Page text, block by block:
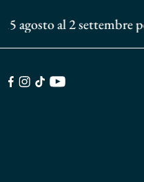
agosto al 2 settembre